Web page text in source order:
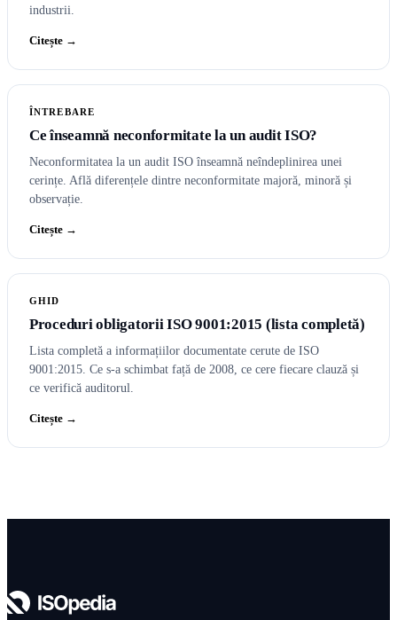
industrii.
Citește →
ÎNTREBARE
Ce înseamnă neconformitate la un audit ISO?
Neconformitatea la un audit ISO înseamnă neîndeplinirea unei
cerințe. Află diferențele dintre neconformitate majoră, minoră și
observație.
Citește →
GHID
Proceduri obligatorii ISO 9001:2015 (lista completă)
Lista completă a informațiilor documentate cerute de ISO
9001:2015. Ce s-a schimbat față de 2008, ce cere fiecare clauză și
ce verifică auditorul.
Citește →